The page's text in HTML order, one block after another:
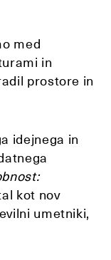
med
in
prostore in
idejnega in
kot nov
umetniki,